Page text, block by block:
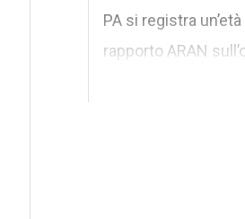
PA si registra
rapporto ARAN